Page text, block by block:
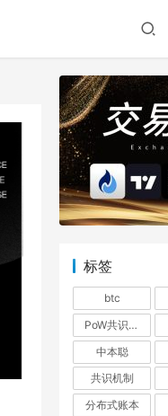
标签
btc
PoW共识机制
中本聪
共识机制
分布式账本